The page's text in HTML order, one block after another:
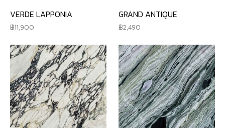
VERDE LAPPONIA
11,900
GRAND ANTIQUE
2,490